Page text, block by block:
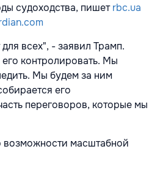
судоходства, пишетrbc.ua
всех", - заявил Трамп.
контролировать. Мы
Мы будем за ним
его
переговоров, которые мы
возможности масштабной